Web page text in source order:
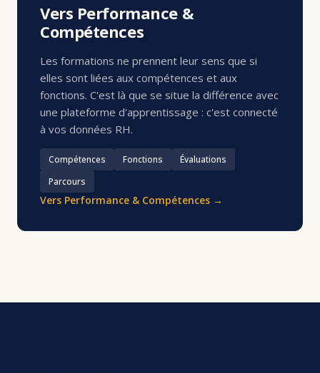
Vers Performance &
Compétences
Les formations ne prennent leur sens que si
elles sont liées aux compétences et aux
fonctions. C'est là que se situe la différence avec
une plateforme d'apprentissage : c'est connecté
à vos données RH.
Compétences Fonctions
Évaluations
Parcours
Vers Performance & Compétences →